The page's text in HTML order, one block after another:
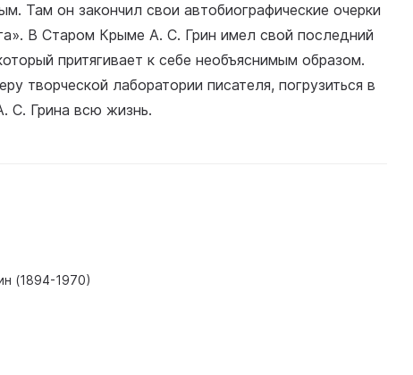
Там он закончил свои автобиографические очерки
В Старом Крыме А. С. Грин имел свой последний
притягивает к себе необъяснимым образом.
творческой лаборатории писателя, погрузиться в
С. Грина всю жизнь.
(1894-1970)